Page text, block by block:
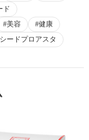
ド
美容
健康
ードプロアスタ